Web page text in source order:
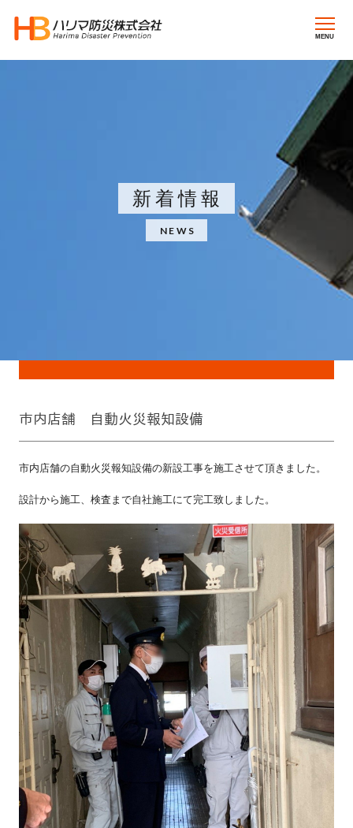
MENU
新着情報
NEWS
市内店舗 自動火災報知設備
市内店舗の自動火災報知設備の新設工事を施工させて頂きました。
設計から施工、検査まで自社施工にて完工致しました。